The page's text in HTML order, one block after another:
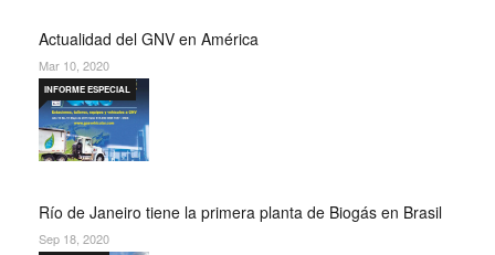
Actualidad del GNV en América
Mar 10, 2020
Río de Janeiro tiene la primera planta de Biogás en Brasil
INFORME ESPECIAL
Sep 18, 2020